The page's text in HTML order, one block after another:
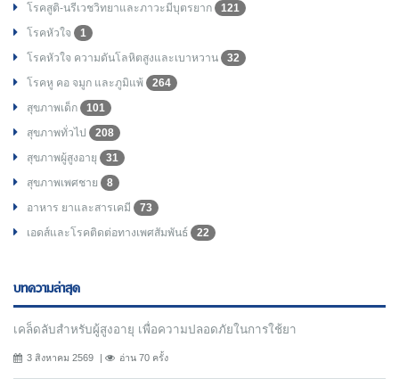
โรคสูติ-นรีเวชวิทยาและภาวะมีบุตรยาก
121
โรคหัวใจ
1
โรคหัวใจ ความดันโลหิตสูงและเบาหวาน
32
โรคหู คอ จมูก และภูมิแพ้
264
สุขภาพเด็ก
101
สุขภาพทั่วไป
208
สุขภาพผู้สูงอายุ
31
สุขภาพเพศชาย
8
อาหาร ยาและสารเคมี
73
เอดส์และโรคติดต่อทางเพศสัมพันธ์
22
บทความล่าสุด
เคล็ดลับสำหรับผู้สูงอายุ เพื่อความปลอดภัยในการใช้ยา
3 สิงหาคม 2569 อ่าน 70 ครั้ง